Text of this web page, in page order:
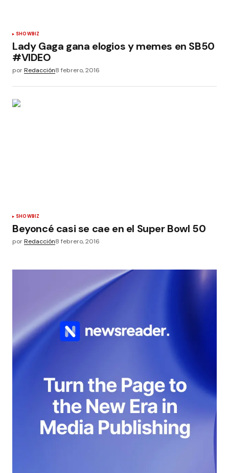
SHOWBIZ
Lady Gaga gana elogios y memes en SB50
#VIDEO
porRedacción8 febrero, 2016
SHOWBIZ
Beyoncé casi se cae en el Super Bowl 50
porRedacción8 febrero, 2016